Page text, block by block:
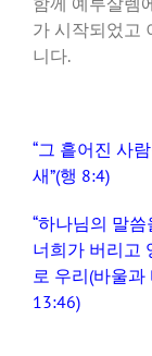
가 시작되었고
니다.
“그 흩어진 사
새”(행 8:4)
“하나님의 말
너희가 버리고
로 우리(바울과
13:46)